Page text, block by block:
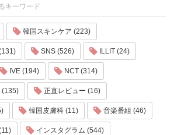
キーワード
韓国スキンケア (223)
SNS (526) ILLIT (24)
IVE (194) NCT (314)
(135) 正直レビュー (16)
韓国皮膚科 (11) 音楽番組 (46)
インスタグラム (544)